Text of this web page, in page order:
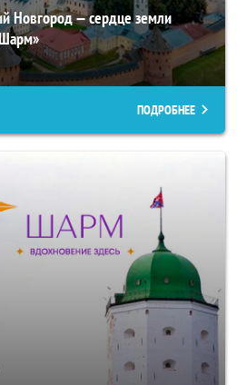
Новгород — сердце земли
ПОДРОБНЕЕ